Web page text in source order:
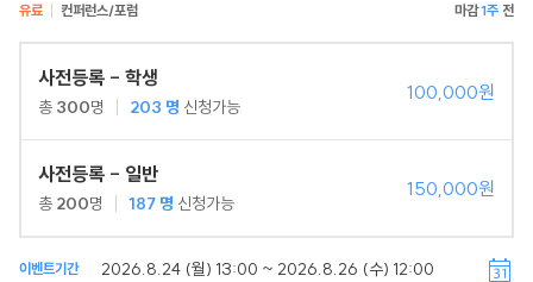
유료 컨퍼런스/포럼 1주
사전등록 - 학생
총 300명 203 명 신청가능
100,000원
사전등록 - 일반
총 200명 187 명 신청가능
150,000원
이벤트기간 2026.8.24 (월) 13:00 ~ 2026.8.26 (수) 12:00